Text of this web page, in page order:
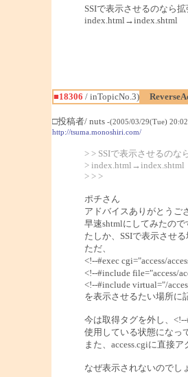
SSIで表示させるのなら
index.html→index.shtml
■18306 / inTopicNo.3)
□投稿者/ nuts -(2005/03/29(Tue)
http://tsuma.monoshiri.com/
> > SSIで表示させるのな
> index.html→index.shtml
> > >
ポチさん
アドバイスありがとうご
早速shtmlにしてみたの
たしか、SSIで表示させ
ただ、
<!--#exec cgi="access/
<!--#include file="access/
<!--#include virtual="/
を表示させるたい場所に
今は取得タグを外し、<!--
使用している状態になっ
また、access.cgiに直接
なぜ表示されないのでし